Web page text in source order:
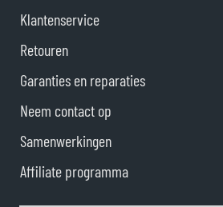
Klantenservice
Retouren
Garanties en reparaties
Neem contact op
Samenwerkingen
Affiliate programma